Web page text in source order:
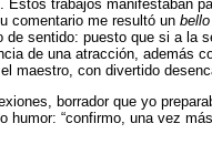
trabajos manifestaban
comentario me resultó un
de sentido: puesto que si a la
de una atracción, además
maestro, con divertido
borrador que yo
humor: “confirmo, una vez